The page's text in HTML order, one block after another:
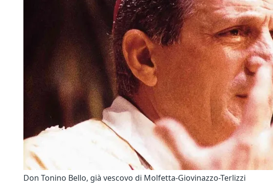
Don Tonino Bello, già vescovo di Molfetta-Giovinazzo-Terlizzi